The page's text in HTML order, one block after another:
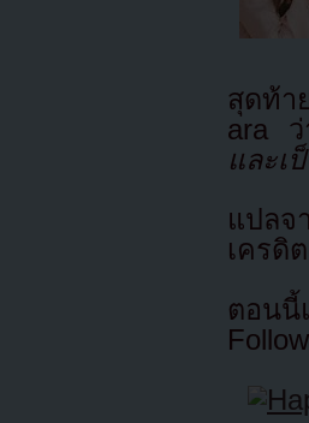
สุดท้า
ara ว่
และเ
แปล
เครดิ
ตอนนี้